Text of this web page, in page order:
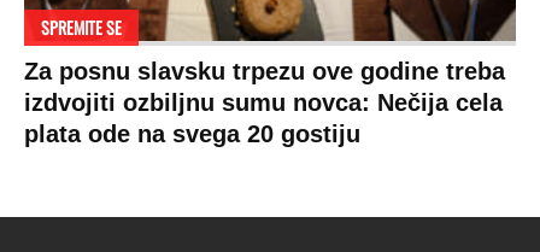
SPREMITE SE
Za posnu slavsku trpezu ove godine treba
izdvojiti ozbiljnu sumu novca: Nečija cela
plata ode na svega 20 gostiju